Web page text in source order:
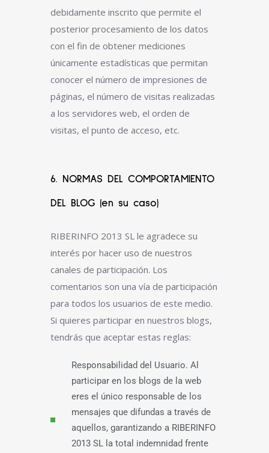
debidamente inscrito que permite el
posterior procesamiento de los datos
con el fin de obtener mediciones
únicamente estadísticas que permitan
conocer el número de impresiones de
páginas, el número de visitas realizadas
a los servidores web, el orden de
visitas, el punto de acceso, etc.
6. NORMAS DEL COMPORTAMIENTO
DEL BLOG (en su caso)
RIBERINFO 2013 SL le agradece su
interés por hacer uso de nuestros
canales de participación. Los
comentarios son una vía de participación
para todos los usuarios de este medio.
Si quieres participar en nuestros blogs,
tendrás que aceptar estas reglas:
Responsabilidad del Usuario. Al
participar en los blogs de la web
eres el único responsable de los
mensajes que difundas a través de
aquellos, garantizando a RIBERINFO
2013 SL la total indemnidad frente